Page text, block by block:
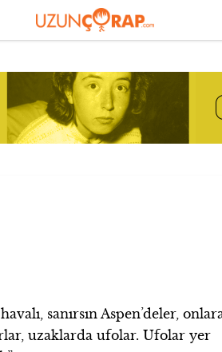
sanırsın Aspen’deler,
uzaklarda ufolar. Ufolar yer